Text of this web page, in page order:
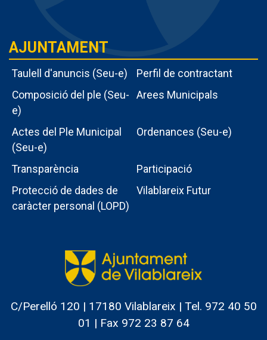
Menu
intern
ajuntament
AJUNTAMENT
Taulell d'anuncis (Seu-e)
Perfil de contractant
Composició del ple (Seu-
e)
Arees Municipals
Actes del Ple Municipal
(Seu-e)
Ordenances (Seu-e)
Transparència
Participació
Protecció de dades de
caràcter personal (LOPD)
Vilablareix Futur
C/Perelló 120 | 17180 Vilablareix | Tel. 972 40 50
01 | Fax 972 23 87 64